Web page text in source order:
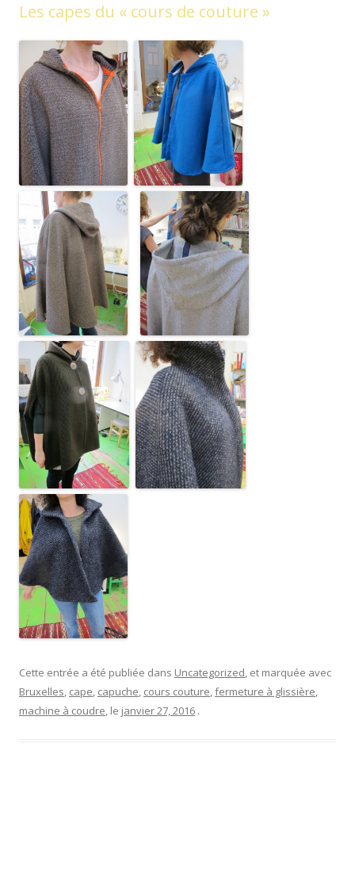
Les capes du « cours de couture »
Cette entrée a été publiée dans Uncategorized, et marquée avec
Bruxelles, cape, capuche, cours couture,fermeture à glissière,
machine à coudre, le janvier 27, 2016 .